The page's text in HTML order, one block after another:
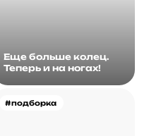
Еще больше колец.
Теперь и на ногах!
#подборка